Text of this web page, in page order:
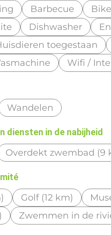
Barbecue
Dishwasher
toegestaan
Wifi /
Wandelen
diensten in de nabijheid
Overdekt zwembad (9
Golf (12 km)
Zwemmen in de